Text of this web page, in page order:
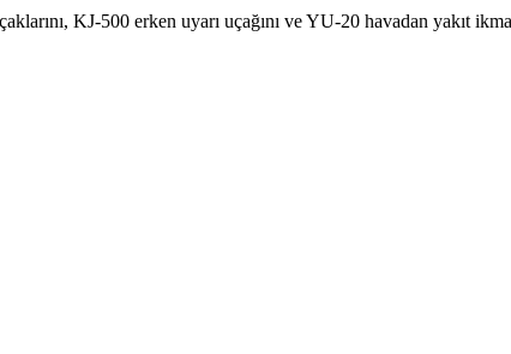
KJ-500 erken uyarı uçağını ve YU-20 havadan yakıt